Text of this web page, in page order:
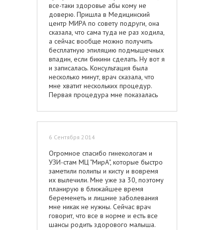
все-таки здоровье абы кому не
доверю. Пришла в Медицинский
центр МИРА по совету подруги, она
сказала, что сама туда не раз ходила,
а сейчас вообще можно получить
бесплатную эпиляцию подмышечных
впадин, если бикини сделать. Ну вот я
и записалась. Консультация была
несколько минут, врач сказала, что
мне хватит нескольких процедур.
Первая процедура мне показалась
последующие. Сейчас мне чуть-чуть
жжет, но не больше, все терпимо и
волосы растут крайне медленно,
6 Сентября 2014
Огромное спасибо гинекологам и
УЗИ-стам МЦ "МирА", которые быстро
заметили полипы и кисту и вовремя
их вылечили. Мне уже за 30, поэтому
планирую в ближайшее время
беременеть и лишние заболевания
мне никак не нужны. Сейчас врач
говорит, что все в норме и есть все
шансы родить здорового малыша.